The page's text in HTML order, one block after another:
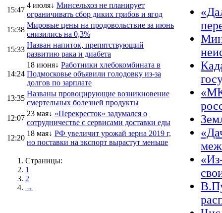
15:47
4 июля↓ Минсельхоз не планирует
ограничивать сбор диких грибов и ягод
15:38
Мировые цены на продовольствие за июнь
снизились на 0,3%
15:33
Назван напиток, препятствующий
развитию рака и диабета
14:24
18 июня↓ Работники хлебокомбината в
Подмосковье объявили голодовку из-за
долгов по зарплате
13:35
Названы провоцирующие возникновение
смертельных болезней продукты
12:07
23 мая↓ «Перекресток» задумался о
сотрудничестве с сервисами доставки еды
12:20
18 мая↓ РФ увеличит урожай зерна 2019 г,
но поставки на экспорт вырастут меньше
Страницы:
1
2
→